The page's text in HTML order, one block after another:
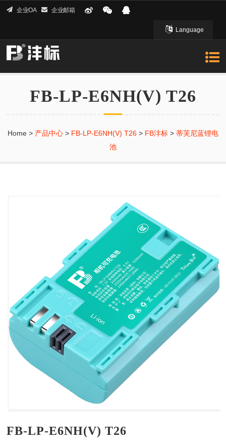
企业OA 企业邮箱
Language
English 英文
FB-LP-E6NH(V) T26
Home> 产品中心> FB-LP-E6NH(V) T26> FB沣标> 蒂芙尼蓝锂电
池
FB-LP-E6NH(V) T26